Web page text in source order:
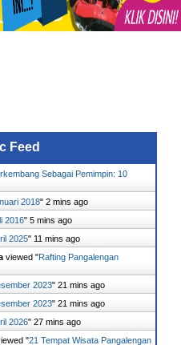
Feed
Sebagai Pemimpin: 10
2018" 2 mins ago
2016" 5 mins ago
2025" 11 mins ago
viewed "Rafting Pangalengan
2023" 21 mins ago
2023" 21 mins ago
2026" 27 mins ago
"21 Tempat Wisata Pangalengan